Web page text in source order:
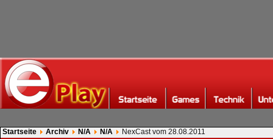
Startseite Archiv N/A N/A
NexCast vom 28.08.2011